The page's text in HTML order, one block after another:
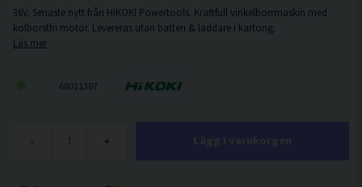
36V. Senaste nytt från HiKOKI Powertools. Kraftfull vinkelborrmaskin med
kolborstfri motor. Levereras utan batteri & laddare i kartong.
Läs mer
68011307
- +